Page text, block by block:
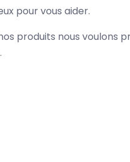
pour vous aider.
produits nous voulons